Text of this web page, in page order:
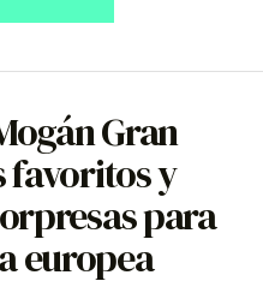
Gran
favoritos y
para
europea